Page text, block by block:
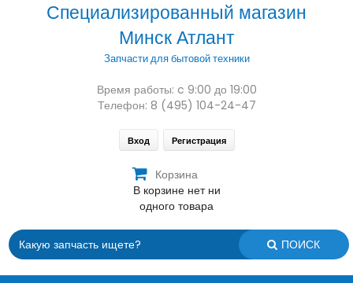
Специализированный магазин
Минск Атлант
Запчасти для бытовой техники
Время работы: c 9:00 до 19:00
Телефон: 8 (495) 104-24-47
Вход Регистрация
Корзина
В корзине нет ни
одного товара
ПОИСК